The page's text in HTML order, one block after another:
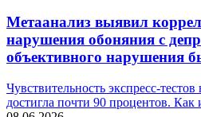
Метаанализ выявил
нарушения обоняния с
объективного нарушения
Чувствительность экспресс-
достигла почти 90 процентов. Как